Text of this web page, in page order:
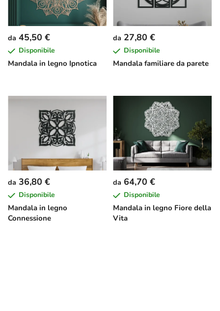
Mandala in legno Ipnotica
da 45,50 €
Disponibile
Mandala familiare da parete
da 27,80 €
Disponibile
Mandala in legno
Connessione
da 36,80 €
Disponibile
Mandala in legno Fiore della
Vita
da 64,70 €
Disponibile